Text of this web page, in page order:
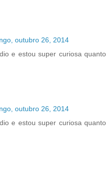
outubro 26, 2014
e estou super curiosa quanto
outubro 26, 2014
e estou super curiosa quanto